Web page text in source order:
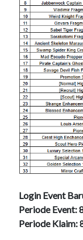
Login Event
Periode Event:
Periode Klaim: